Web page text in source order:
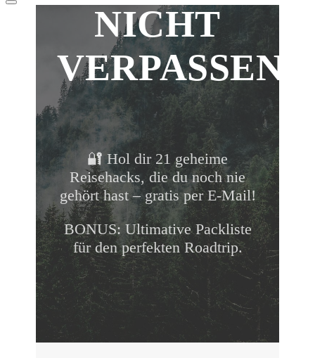
Nach
NICHT
VERPASSEN!
🔐 Hol dir 21 geheime
Reisehacks, die du noch nie
gehört hast – gratis per E-Mail!
BONUS: Ultimative Packliste
für den perfekten Roadtrip.